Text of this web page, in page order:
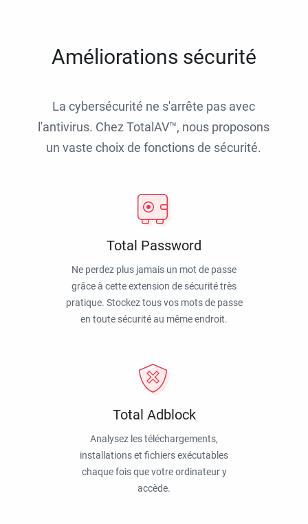
Améliorations sécurité
La cybersécurité ne s'arrête pas avec
l'antivirus. Chez TotalAV™, nous proposons
un vaste choix de fonctions de sécurité.
Total Password
Ne perdez plus jamais un mot de passe
grâce à cette extension de sécurité très
pratique. Stockez tous vos mots de passe
en toute sécurité au même endroit.
Total Adblock
Analysez les téléchargements,
installations et fichiers exécutables
chaque fois que votre ordinateur y
accède.